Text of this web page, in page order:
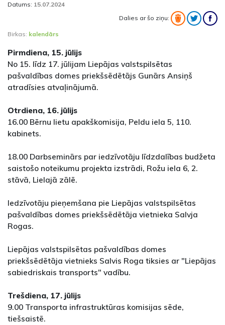
Datums: 15.07.2024
Dalies ar šo ziņu:
Birkas: kalendārs
Pirmdiena, 15. jūlijs
No 15. līdz 17. jūlijam Liepājas valstspilsētas
pašvaldības domes priekšsēdētājs Gunārs Ansiņš
atradīsies atvaļinājumā.
Otrdiena, 16. jūlijs
16.00 Bērnu lietu apakškomisija, Peldu iela 5, 110.
kabinets.
18.00 Darbseminārs par iedzīvotāju līdzdalības budžeta
saistošo noteikumu projekta izstrādi, Rožu iela 6, 2.
stāvā, Lielajā zālē.
Iedzīvotāju pieņemšana pie Liepājas valstspilsētas
pašvaldības domes priekšsēdētāja vietnieka Salvja
Rogas.
Liepājas valstspilsētas pašvaldības domes
priekšsēdētāja vietnieks Salvis Roga tiksies ar "Liepājas
sabiedriskais transports" vadību.
Trešdiena, 17. jūlijs
9.00 Transporta infrastruktūras komisijas sēde,
tiešsaistē.